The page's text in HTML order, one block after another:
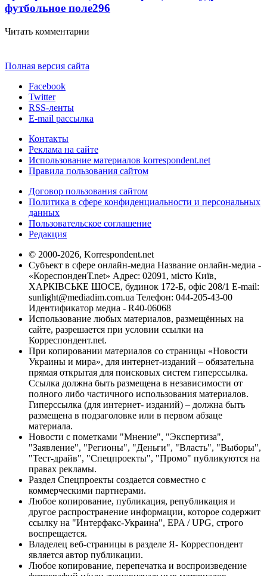
футбольное поле296
Читать комментарии
Полная версия сайта
Facebook
Twitter
RSS-ленты
E-mail рассылка
Контакты
Реклама на сайте
Использование материалов korrespondent.net
Правила пользования сайтом
Договор пользования сайтом
Политика в сфере конфиденциальности и персональных
данных
Пользовательское соглашение
Редакция
© 2000-2026, Korrespondent.net
Субъект в сфере онлайн-медиа Название онлайн-медиа -
«КореспонденТ.net» Адрес: 02091, місто Київ,
ХАРКІВСЬКЕ ШОСЕ, будинок 172-Б, офіс 208/1 E-mail:
sunlight@mediadim.com.ua Телефон: 044-205-43-00
Идентификатор медиа - R40-06068
Использование любых материалов, размещённых на
сайте, разрешается при условии ссылки на
Корреспондент.net.
При копировании материалов со страницы «Новости
Украины и мира», для интернет-изданий – обязательна
прямая открытая для поисковых систем гиперссылка.
Ссылка должна быть размещена в независимости от
полного либо частичного использования материалов.
Гиперссылка (для интернет- изданий) – должна быть
размещена в подзаголовке или в первом абзаце
материала.
Новости с пометками "Мнение", "Экспертиза",
"Заявление", "Регионы", "Деньги", "Власть", "Выборы",
"Тест-драйв", "Спецпроекты", "Промо" публикуются на
правах рекламы.
Раздел Спецпроекты создается совместно с
коммерческими партнерами.
Любое копирование, публикация, републикация и
другое распространение информации, которое содержит
ссылку на "Интерфакс-Украина", EPA / UPG, строго
воспрещается.
Владелец веб-страницы в разделе Я- Корреспондент
является автор публикации.
Любое копирование, перепечатка и воспроизведение